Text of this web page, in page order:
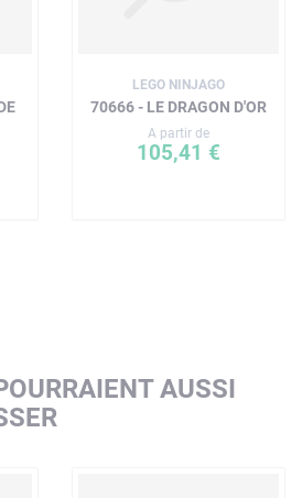
LEGO NINJAGO
70666 - LE DRAGON D'OR
A partir de
105,41 €
AUSSI